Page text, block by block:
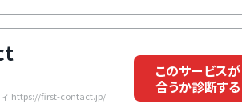
ィ https://first-contact.jp/
このサービスが
合うか診断する